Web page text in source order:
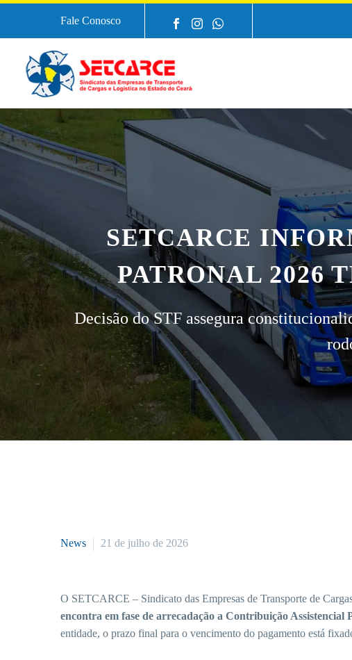
Fale Conosco
SETCARCE
PATRONAL 2026
Decisão do STF assegura
News 21 de julho de 2026
O SETCARCE – Sindicato das Empresas de Transporte de
encontra em fase de arrecadação a Contribuição Assistencial
entidade, o prazo final para o vencimento do pagamento está